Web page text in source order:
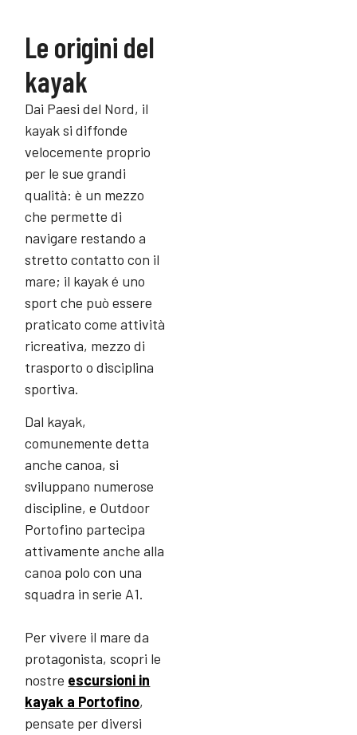
Le origini del
kayak
Dai Paesi del Nord, il
kayak si diffonde
velocemente proprio
per le sue grandi
qualità: è un mezzo
che permette di
navigare restando a
stretto contatto con il
mare; il kayak é uno
sport che può essere
praticato come attività
ricreativa, mezzo di
trasporto o disciplina
sportiva.
Dal kayak,
comunemente detta
anche canoa, si
sviluppano numerose
discipline, e Outdoor
Portofino partecipa
attivamente anche alla
canoa polo con una
squadra in serie A1.
Per vivere il mare da
protagonista, scopri le
nostre escursioni in
kayak a Portofino,
pensate per diversi